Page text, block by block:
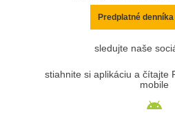
Predplatné
sledujte naše
stiahnite si aplikáciu a čítajte
mobile